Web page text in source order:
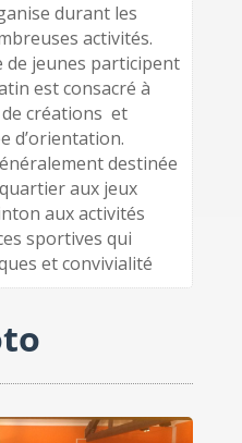
durant les
activités.
de jeunes participent
est consacré à
de créations et
d’orientation.
destinée
aux jeux
aux activités
sportives qui
et convivialité